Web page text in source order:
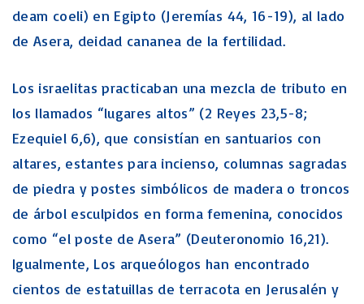
deam coeli) en Egipto (Jeremías 44, 16-19), al lado
de Asera, deidad cananea de la fertilidad.
Los israelitas practicaban una mezcla de tributo en
los llamados “lugares altos” (2 Reyes 23,5-8;
Ezequiel 6,6), que consistían en santuarios con
altares, estantes para incienso, columnas sagradas
de piedra y postes simbólicos de madera o troncos
de árbol esculpidos en forma femenina, conocidos
como “el poste de Asera” (Deuteronomio 16,21).
Igualmente, Los arqueólogos han encontrado
cientos de estatuillas de terracota en Jerusalén y